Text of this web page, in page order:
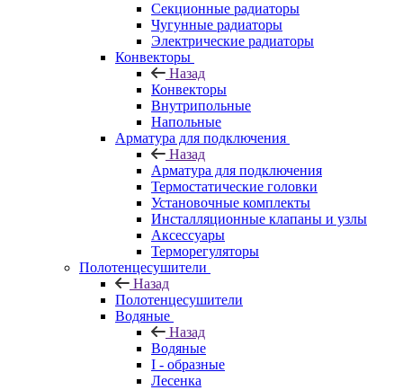
Секционные радиаторы
Чугунные радиаторы
Электрические радиаторы
Конвекторы
Назад
Конвекторы
Внутрипольные
Напольные
Арматура для подключения
Назад
Арматура для подключения
Термостатические головки
Установочные комплекты
Инсталляционные клапаны и узлы
Аксессуары
Терморегуляторы
Полотенцесушители
Назад
Полотенцесушители
Водяные
Назад
Водяные
I - образные
Лесенка